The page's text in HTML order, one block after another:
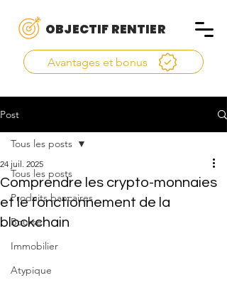
OBJECTIF RENTIER
Avantages et bonus
Post
Tous les posts
Produits bancaires
Bourse
Immobilier
Atypique
Tous les posts
Comprendre les crypto-monnaies
et le fonctionnement de la
blockchain
24 juil. 2025